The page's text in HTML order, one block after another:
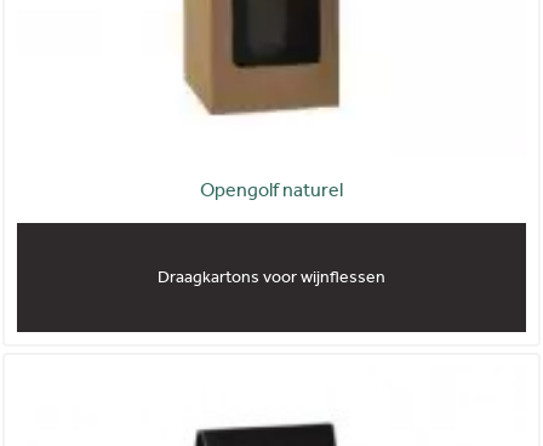
Opengolf naturel
Draagkartons voor wijnflessen